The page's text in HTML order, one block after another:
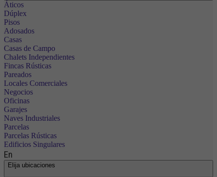
Áticos
Dúplex
Pisos
Adosados
Casas
Casas de Campo
Chalets Independientes
Fincas Rústicas
Pareados
Locales Comerciales
Negocios
Oficinas
Garajes
Naves Industriales
Parcelas
Parcelas Rústicas
Edificios Singulares
En
Elija ubicaciones